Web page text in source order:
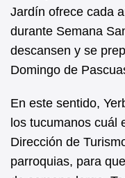
o
o
k
p
p
Jardín ofrece cada
durante Semana
descansen y se
Domingo de
En este sentido,
los tucumanos cuál
Dirección de
parroquias, para